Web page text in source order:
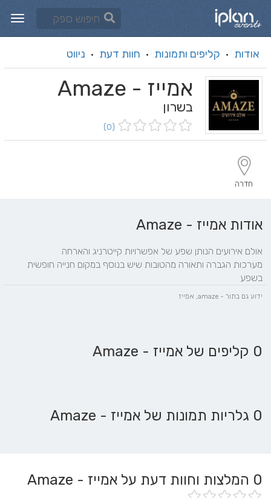
אודות · קליפים ותמונות · חוות דעת · ניווט
אמייז - Amaze
בשרון
(0)
חדרה
אודות אמייז - Amaze
בשפע‎
ידוע גם בתור - amaze, אמייז
0 קליפים של אמייז - Amaze
0 גלריות תמונות של אמייז - Amaze
0 המלצות וחוות דעת על אמייז - Amaze